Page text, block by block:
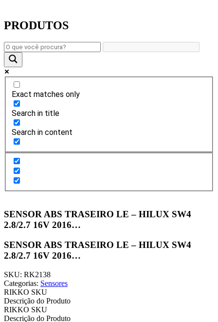
PRODUTOS
Exact matches only
Search in title
Search in content
SENSOR ABS TRASEIRO LE – HILUX SW4
2.8/2.7 16V 2016…
SENSOR ABS TRASEIRO LE – HILUX SW4
2.8/2.7 16V 2016…
SKU: RK2138
Categorias: Sensores
RIKKO SKU
Descrição do Produto
RIKKO SKU
Descrição do Produto